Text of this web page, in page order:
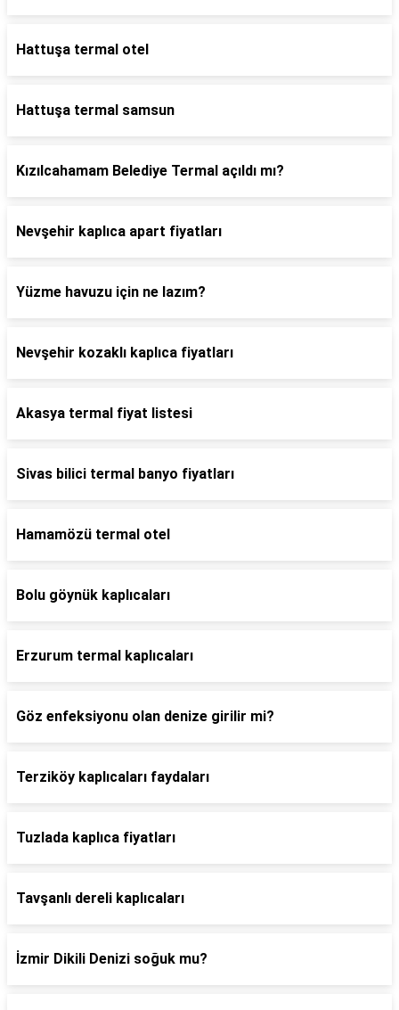
Hattuşa termal otel
Hattuşa termal samsun
Kızılcahamam Belediye Termal açıldı mı?
Nevşehir kaplıca apart fiyatları
Yüzme havuzu için ne lazım?
Nevşehir kozaklı kaplıca fiyatları
Akasya termal fiyat listesi
Sivas bilici termal banyo fiyatları
Hamamözü termal otel
Bolu göynük kaplıcaları
Erzurum termal kaplıcaları
Göz enfeksiyonu olan denize girilir mi?
Terziköy kaplıcaları faydaları
Tuzlada kaplıca fiyatları
Tavşanlı dereli kaplıcaları
İzmir Dikili Denizi soğuk mu?